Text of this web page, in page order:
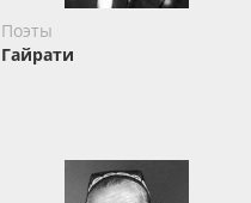
Поэты
Гайрати